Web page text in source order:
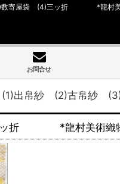
(3)数寄屋袋 (4)三ッ折 *龍村美
お問合せ
(1)出帛紗 (2)古
三ッ折 *龍村美術織